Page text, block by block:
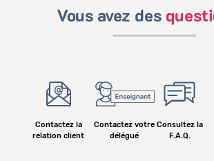
Vous avez des
Contactez la
relation client
Contactez votre
délégué
Consultez la
F.A.Q.